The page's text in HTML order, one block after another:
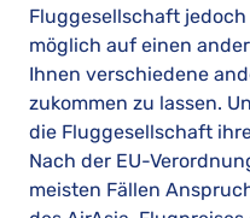
Fluggesellschaft
möglich auf einen
Ihnen verschiedene
zukommen zu lassen.
die Fluggesellschaft
Nach der EU-
meisten Fällen